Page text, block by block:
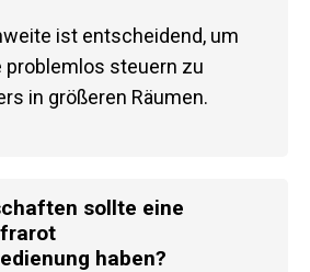
ist entscheidend, um
problemlos steuern zu
in größeren Räumen.
sollte eine
haben?